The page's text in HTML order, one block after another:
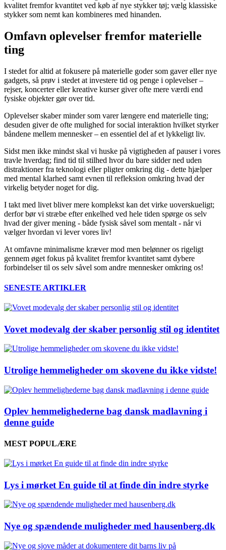
kvalitet fremfor kvantitet ved køb af nye stykker tøj; vælg klassiske
stykker som nemt kan kombineres med hinanden.
Omfavn oplevelser fremfor materielle
ting
I stedet for altid at fokusere på materielle goder som gaver eller nye
gadgets, så prøv i stedet at investere tid og penge i oplevelser –
rejser, koncerter eller kreative kurser giver ofte mere værdi end
fysiske objekter gør over tid.
Oplevelser skaber minder som varer længere end materielle ting;
desuden giver de ofte mulighed for social interaktion hvilket styrker
båndene mellem mennesker – en essentiel del af et lykkeligt liv.
Sidst men ikke mindst skal vi huske på vigtigheden af pauser i vores
travle hverdag; find tid til stilhed hvor du bare sidder ned uden
distraktioner fra teknologi eller pligter omkring dig - dette hjælper
med mental klarhed samt evnen til refleksion omkring hvad der
virkelig betyder noget for dig.
I takt med livet bliver mere komplekst kan det virke uoverskueligt;
derfor bør vi stræbe efter enkelhed ved hele tiden spørge os selv
hvad der giver mening - både fysisk såvel som mentalt - når vi
vælger hvordan vi lever vores liv!
At omfavne minimalisme kræver mod men belønner os rigeligt
gennem øget fokus på kvalitet fremfor kvantitet samt dybere
forbindelser til os selv såvel som andre mennesker omkring os!
SENESTE ARTIKLER
Vovet modevalg der skaber personlig stil og identitet
Utrolige hemmeligheder om skovene du ikke vidste!
Oplev hemmelighederne bag dansk madlavning i
denne guide
MEST POPULÆRE
Lys i mørket En guide til at finde din indre styrke
Nye og spændende muligheder med hausenberg.dk